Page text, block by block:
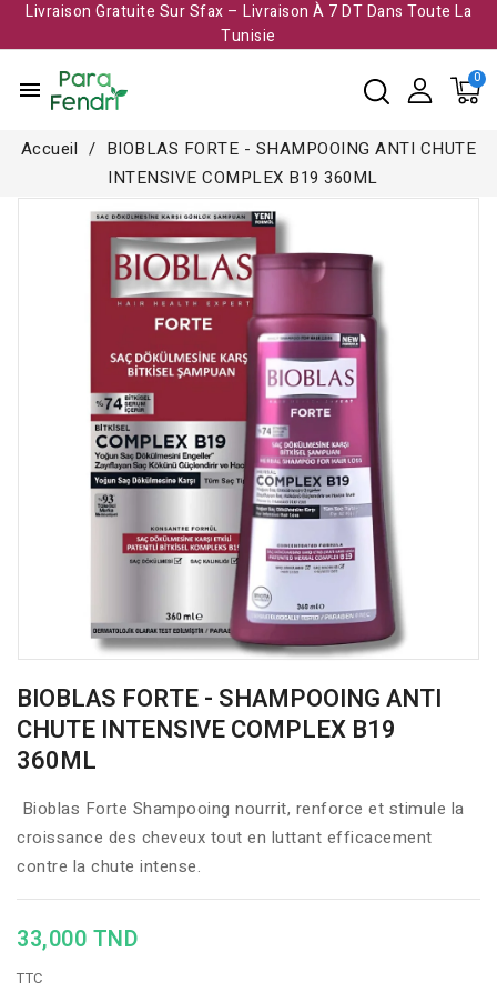
Livraison Gratuite Sur Sfax – Livraison À 7 DT Dans Toute La
Tunisie​
menu
Accueil
BIOBLAS FORTE - SHAMPOOING ANTI CHUTE
INTENSIVE COMPLEX B19 360ML
Rupture de stock
BIOBLAS FORTE - SHAMPOOING ANTI
CHUTE INTENSIVE COMPLEX B19
360ML
Bioblas Forte Shampooing nourrit, renforce et stimule la
croissance des cheveux tout en luttant efficacement
contre la chute intense.
33,000 TND
TTC